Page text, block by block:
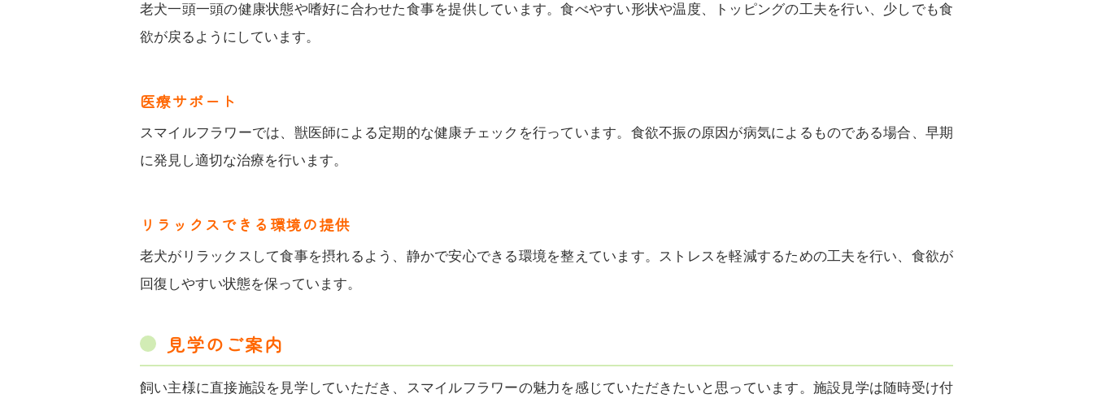
老犬一頭一頭の健康状態や嗜好に合わせた食事を提供しています。食べやすい形状や温度、トッピングの工夫を行い、少しでも食
欲が戻るようにしています。
医療サポート
スマイルフラワーでは、獣医師による定期的な健康チェックを行っています。食欲不振の原因が病気によるものである場合、早期
に発見し適切な治療を行います。
リラックスできる環境の提供
老犬がリラックスして食事を摂れるよう、静かで安心できる環境を整えています。ストレスを軽減するための工夫を行い、食欲が
回復しやすい状態を保っています。
見学のご案内
飼い主様に直接施設を見学していただき、スマイルフラワーの魅力を感じていただきたいと思っています。施設見学は随時受け付